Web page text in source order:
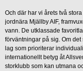
Och där har vi årets två
jordnära Mjällby AIF,
vann. De utklassade
förväntningar på sig. Om
lag som prioriterar
internationellt betyg åt
storklubb som kan utmana